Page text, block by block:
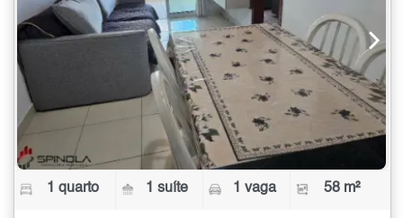
1 quarto 1 suíte 1 vaga 58 m²